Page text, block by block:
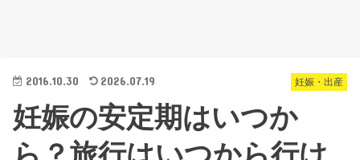
妊娠・出産
2016.10.30 2026.07.19
妊娠の安定期はいつか